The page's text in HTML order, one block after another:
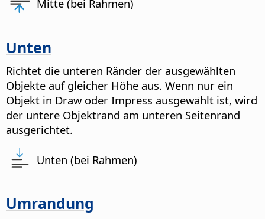
Mitte (bei Rahmen)
Unten
Richtet die unteren Ränder der ausgewählten
Objekte auf gleicher Höhe aus. Wenn nur ein
Objekt in Draw oder Impress ausgewählt ist, wird
der untere Objektrand am unteren Seitenrand
ausgerichtet.
Unten (bei Rahmen)
Umrandung